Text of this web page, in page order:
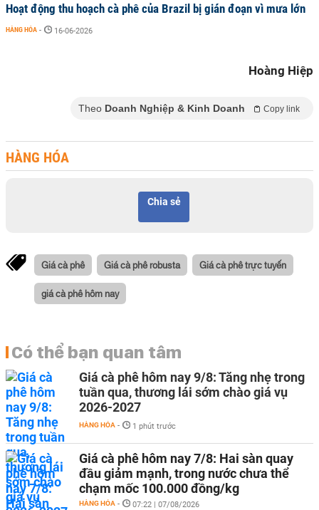
Hoạt động thu hoạch cà phê của Brazil bị gián đoạn vì mưa lớn
HÀNG HÓA - 16-06-2026
Hoàng Hiệp
Theo Doanh Nghiệp & Kinh Doanh Copy link
HÀNG HÓA
Chia sẻ
Giá cà phê Giá cà phê robusta Giá cà phê trực tuyến
giá cà phê hôm nay
Có thể bạn quan tâm
Giá cà phê hôm nay 9/8: Tăng nhẹ trong
tuần qua, thương lái sớm chào giá vụ
2026-2027
HÀNG HÓA - 1 phút trước
Giá cà phê hôm nay 7/8: Hai sàn quay
đầu giảm mạnh, trong nước chưa thể
chạm mốc 100.000 đồng/kg
HÀNG HÓA - 07:22 | 07/08/2026